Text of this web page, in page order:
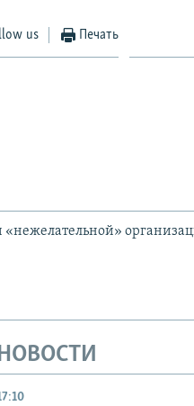
us Печать